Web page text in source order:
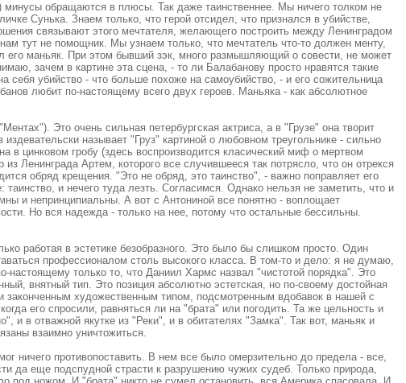
минусы обращаются в плюсы. Так даже таинственнее. Мы ничего толком не
Сунька. Знаем только, что герой отсидел, что признался в убийстве,
связывают этого мечтателя, желающего построить между Ленинградом
тут не помощник. Мы узнаем только, что мечтатель что-то должен менту,
его маньяк. При этом бывший зэк, много размышляющий о совести, не может
зачем в картине эта сцена, - то ли Балабанову просто нравятся такие
себя убийство - что больше похоже на самоубийство, - и его сожительница
любит по-настоящему всего двух героев. Маньяка - как абсолютное
Это очень сильная петербургская актриса, а в "Грузе" она творит
называет "Груз" картиной о любовном треугольнике - сильно
в цинковом гробу (здесь воспроизводится класический миф о мертвом
Артем, которого все случившееся так потрясло, что он отрекся
обряд крещения. "Это не обряд, это таинство", - важно поправляет его
и нечего туда лезть. Согласимся. Однако нельзя не заметить, что и
и непринципиальны. А вот с Антониной все понятно - воплощает
Но вся надежда - только на нее, потому что остальные бессильны.
работая в эстетике безобразного. Это было бы слишком просто. Один
профессионалом столь высокого класса. В том-то и дело: я не думаю,
настоящему только то, что Даниил Хармс назвал "чистотой порядка". Это
внятный тип. Это позиция абсолютно эстетская, но по-своему достойная
художественным типом, подсмотренным вдобавок в нашей с
его спросили, равняться ли на "брата" или погодить. Та же цельность и
и в отважной якутке из "Реки", и в обитателях "Замка". Так вот, маньяк и
взаимно уничтожиться.
ничего противопоставить. В нем все было омерзительно до предела - все,
да еще подспудной страсти к разрушению чужих судеб. Только природа,